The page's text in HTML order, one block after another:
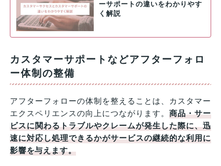
ーサポートの違いをわかりやす
く解説
カスタマーサポートなどアフターフォロ
ー体制の整備
アフターフォローの体制を整えることは、カスタマー
エクスペリエンスの向上につながります。商品・サー
ビスに関わるトラブルやクレームが発生した際に、迅
速に対応し処理できるかがサービスの継続的な利用に
影響を与えます。